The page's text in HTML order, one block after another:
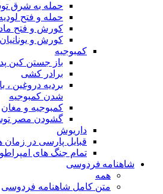
حمله به شرق
حمله و فتح
کورش و فتح ماد
کورش و یونانیان
کمبوجیه
باز جستن کین پدر
برادر کشی
بردیه دروغین ،
شدن کمبوجیه
کمبوجیه و مغان
گشودن مصر
داریوش
قبایل پارسی در زمان
تمام جنگ های
شاهنامه فردوسی
همه
متن کامل شاهنامه فردوسی